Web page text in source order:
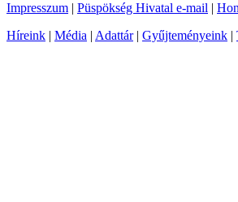
Impresszum | Püspökség Hivatal e-mail |
Híreink | Média | Adattár| Gyűjteményeink |